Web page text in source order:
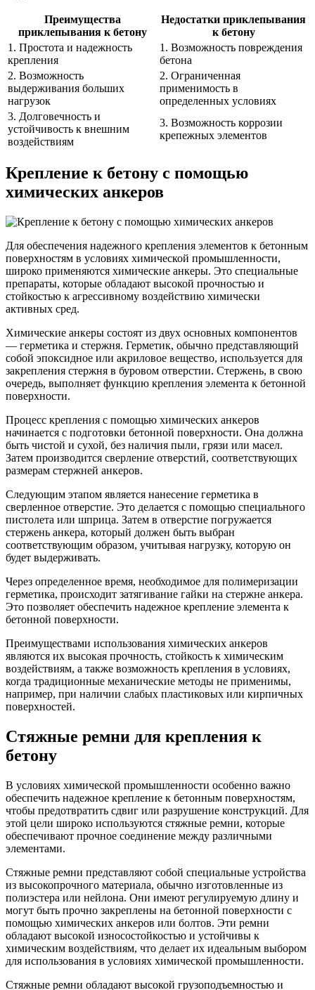
Преимущества
приклепывания к бетону
Недостатки приклепывания
к бетону
1. Простота и надежность
крепления
1. Возможность повреждения
бетона
2. Возможность
выдерживания больших
нагрузок
2. Ограниченная
применимость в
определенных условиях
3. Долговечность и
устойчивость к внешним
воздействиям
3. Возможность коррозии
крепежных элементов
Крепление к бетону с помощью
химических анкеров
Для обеспечения надежного крепления элементов к бетонным
поверхностям в условиях химической промышленности,
широко применяются химические анкеры. Это специальные
препараты, которые обладают высокой прочностью и
стойкостью к агрессивному воздействию химически
активных сред.
Химические анкеры состоят из двух основных компонентов
— герметика и стержня. Герметик, обычно представляющий
собой эпоксидное или акриловое вещество, используется для
закрепления стержня в буровом отверстии. Стержень, в свою
очередь, выполняет функцию крепления элемента к бетонной
поверхности.
Процесс крепления с помощью химических анкеров
начинается с подготовки бетонной поверхности. Она должна
быть чистой и сухой, без наличия пыли, грязи или масел.
Затем производится сверление отверстий, соответствующих
размерам стержней анкеров.
Следующим этапом является нанесение герметика в
сверленное отверстие. Это делается с помощью специального
пистолета или шприца. Затем в отверстие погружается
стержень анкера, который должен быть выбран
соответствующим образом, учитывая нагрузку, которую он
будет выдерживать.
Через определенное время, необходимое для полимеризации
герметика, происходит затягивание гайки на стержне анкера.
Это позволяет обеспечить надежное крепление элемента к
бетонной поверхности.
Преимуществами использования химических анкеров
являются их высокая прочность, стойкость к химическим
воздействиям, а также возможность крепления в условиях,
когда традиционные механические методы не применимы,
например, при наличии слабых пластиковых или кирпичных
поверхностей.
Стяжные ремни для крепления к
бетону
В условиях химической промышленности особенно важно
обеспечить надежное крепление к бетонным поверхностям,
чтобы предотвратить сдвиг или разрушение конструкций. Для
этой цели широко используются стяжные ремни, которые
обеспечивают прочное соединение между различными
элементами.
Стяжные ремни представляют собой специальные устройства
из высокопрочного материала, обычно изготовленные из
полиэстера или нейлона. Они имеют регулируемую длину и
могут быть прочно закреплены на бетонной поверхности с
помощью химических анкеров или болтов. Эти ремни
обладают высокой износостойкостью и устойчивы к
химическим воздействиям, что делает их идеальным выбором
для использования в условиях химической промышленности.
Стяжные ремни обладают высокой грузоподъемностью и